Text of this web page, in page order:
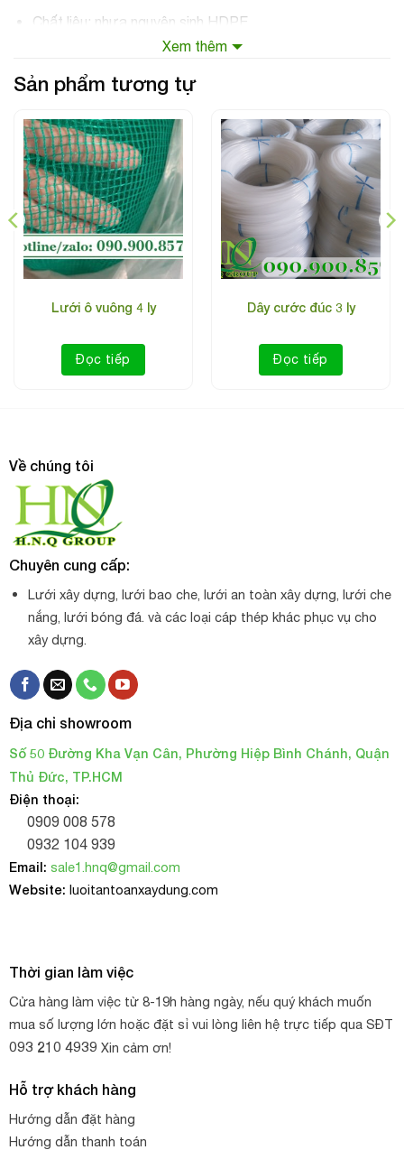
Chất liệu: nhựa nguyên sinh HDPE
Khả năng chống UV 3%
Tỷ lệ truyền dẫn không khí: 20%
Tỷ lệ bóng râm: 25-29%
khả năng ngăn chặn hoàn toàn các loại côn trùng nhỏ li ti
trồng.
Nếu khách hàng đang chịu sự gây hại của côn trùng như bọ
phẩm Lưới chắn côn trùng 50 mesh nhập khẩu 100% từ
Thái Lan để chống sự gây hại của
Xem thêm
Sản phẩm tương tự
Lưới ô vuông 4 ly
Đọc tiếp
Dây cước đúc 3 ly
Đọc tiếp
Về chúng tôi
Chuyên cung cấp:
Lưới xây dựng, lưới bao che, lưới an toàn xây dựng, lưới che
nắng, lưới bóng đá. và các loại cáp thép khác phục vụ cho
xây dựng.
Địa chỉ showroom
Số 50 Đường Kha Vạn Cân, Phường Hiệp Bình Chánh, Quận
Thủ Đức, TP.HCM
Điện thoại:
0909 008 578
0932 104 939
Email: sale1.hnq@gmail.com
Website: luoitantoanxaydung.com
Thời gian làm việc
Cửa hàng làm việc từ 8-19h hàng ngày, nếu quý khách muốn
mua số lượng lớn hoặc đặt sỉ vui lòng liên hệ trực tiếp qua SĐT
093 210 4939 Xin cảm ơn!
Hỗ trợ khách hàng
Hướng dẫn đặt hàng
Hướng dẫn thanh toán